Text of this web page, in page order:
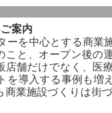
案内
を中心とする商業
こと、オープン後の
店舗だけでなく、医
を導入する事例も増
商業施設づくりは街